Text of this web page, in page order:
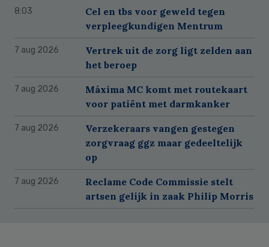
8:03
Cel en tbs voor geweld tegen
verpleegkundigen Mentrum
7 aug 2026
Vertrek uit de zorg ligt zelden aan
het beroep
7 aug 2026
Máxima MC komt met routekaart
voor patiënt met darmkanker
7 aug 2026
Verzekeraars vangen gestegen
zorgvraag ggz maar gedeeltelijk
op
7 aug 2026
Reclame Code Commissie stelt
artsen gelijk in zaak Philip Morris